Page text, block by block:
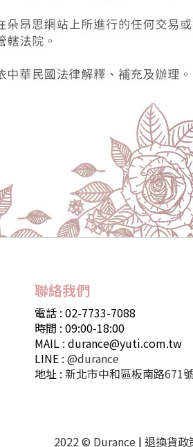
聯絡我們
電話 : 02-7733-7088
時間 : 09:00-18:00
MAIL : durance@yuti.com.tw
LINE : @durance
地址 : 新北市中和區板南路671
2022 © Durance | 退換貨政